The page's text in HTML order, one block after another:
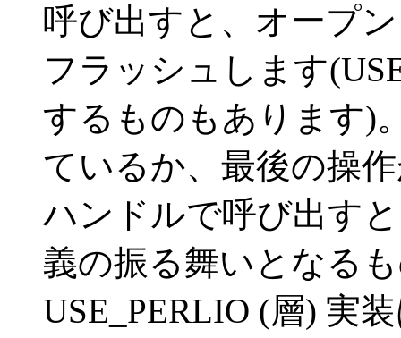
呼び出すと、オープ
フラッシュします
するものもあります)
ているか、最後の操
ハンドルで呼び出す
義の振る舞いとなる
USE_PERLIO (層) 実